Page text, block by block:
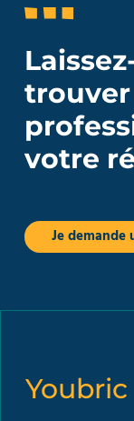
votre
Je demande
Youbric